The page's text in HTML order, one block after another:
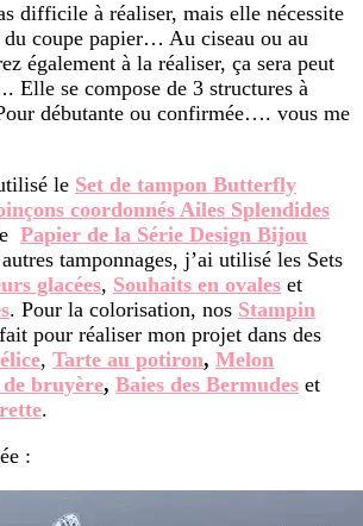
difficile à réaliser, mais elle nécessite
coupe papier… Au ciseau ou au
également à la réaliser, ça sera peut
Elle se compose de 3 structures à
débutante ou confirmée…. vous me
le Set de tampon Butterfly
coordonnés Ailes Splendides
Papier de la Série Design Bijou
tamponnages, j’ai utilisé les Sets
glacées, Souhaits en ovales et
. Pour la colorisation, nos Stampin
pour réaliser mon projet dans des
, Tarte au potiron, Melon
bruyère, Baies des Bermudes et
.
: